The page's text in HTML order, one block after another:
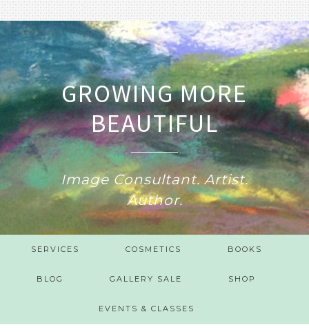
GROWING MORE
BEAUTIFUL
Image Consultant. Artist.
Author.
SERVICES COSMETICS BOOKS
BLOG GALLERY SALE SHOP
EVENTS & CLASSES